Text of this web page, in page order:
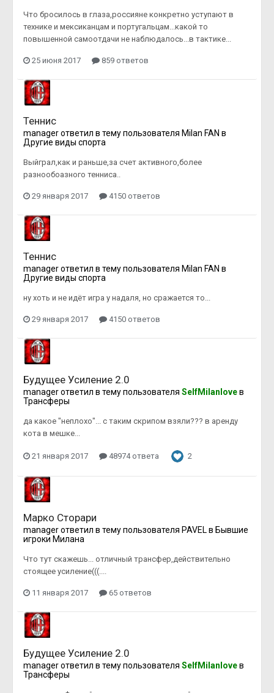
Что бросилось в глаза,россияне конкретно уступают в
технике и мексиканцам и португальцам...какой то
повышенной самоотдачи не наблюдалось...в тактике...
25 июня 2017 859 ответов
Теннис
managerответил в тему пользователя Milan FAN в
Другие виды спорта
Выйграл,как и раньше,за счет активного,более
разнообоазного тенниса..
29 января 2017 4150 ответов
Теннис
managerответил в тему пользователя Milan FAN в
Другие виды спорта
ну хоть и не идёт игра у надаля, но сражается то...
29 января 2017 4150 ответов
Будущее Усиление 2.0
managerответил в тему пользователя SelfMilanloveв
Трансферы
да какое "неплохо"... с таким скрипом взяли??? в аренду
кота в мешке...
21 января 2017 48974 ответа 2
Марко Сторари
managerответил в тему пользователя PAVEL в Бывшие
игроки Милана
Что тут скажешь... отличный трансфер,действительно
стоящее усиление(((....
11 января 2017 65 ответов
Будущее Усиление 2.0
managerответил в тему пользователя SelfMilanloveв
Трансферы